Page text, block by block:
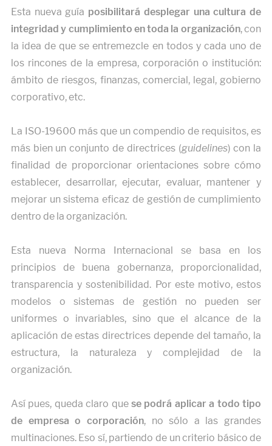
Esta nueva guía posibilitará desplegar una cultura de
integridad y cumplimiento en toda la organización, con
la idea de que se entremezcle en todos y cada uno de
los rincones de la empresa, corporación o institución:
ámbito de riesgos, finanzas, comercial, legal, gobierno
corporativo, etc.
La ISO-19600 más que un compendio de requisitos, es
más bien un conjunto de directrices (guidelines) con la
finalidad de proporcionar orientaciones sobre cómo
establecer, desarrollar, ejecutar, evaluar, mantener y
mejorar un sistema eficaz de gestión de cumplimiento
dentro de la organización.
Esta nueva Norma Internacional se basa en los
principios de buena gobernanza, proporcionalidad,
transparencia y sostenibilidad. Por este motivo, estos
modelos o sistemas de gestión no pueden ser
uniformes o invariables, sino que el alcance de la
aplicación de estas directrices depende del tamaño, la
estructura, la naturaleza y complejidad de la
organización.
Así pues, queda claro que se podrá aplicar a todo tipo
de empresa o corporación, no sólo a las grandes
multinaciones. Eso sí, partiendo de un criterio básico de